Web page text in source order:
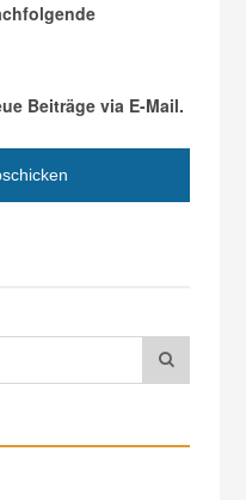
Beiträge via E-Mail.